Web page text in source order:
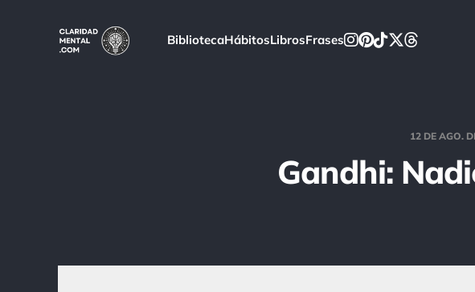
BibliotecaHábitosLibrosFrases
12 DE AGO.
Gandhi: